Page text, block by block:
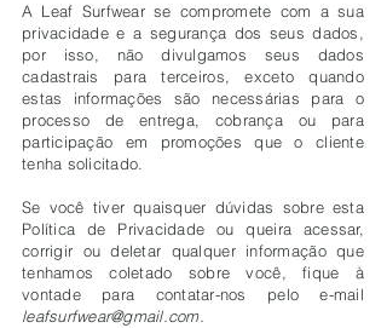
A Leaf Surfwear se compromete com a sua
privacidade e a segurança dos seus dados,
por isso, não divulgamos seus dados
cadastrais para terceiros, exceto quando
estas informações são necessárias para o
processo de entrega, cobrança ou para
participação em promoções que o cliente
tenha solicitado.
Se você tiver quaisquer dúvidas sobre esta
Política de Privacidade ou queira acessar,
corrigir ou deletar qualquer informação que
tenhamos coletado sobre você, fique à
vontade para contatar-nos pelo e-mail
leafsurfwear@gmail.com.